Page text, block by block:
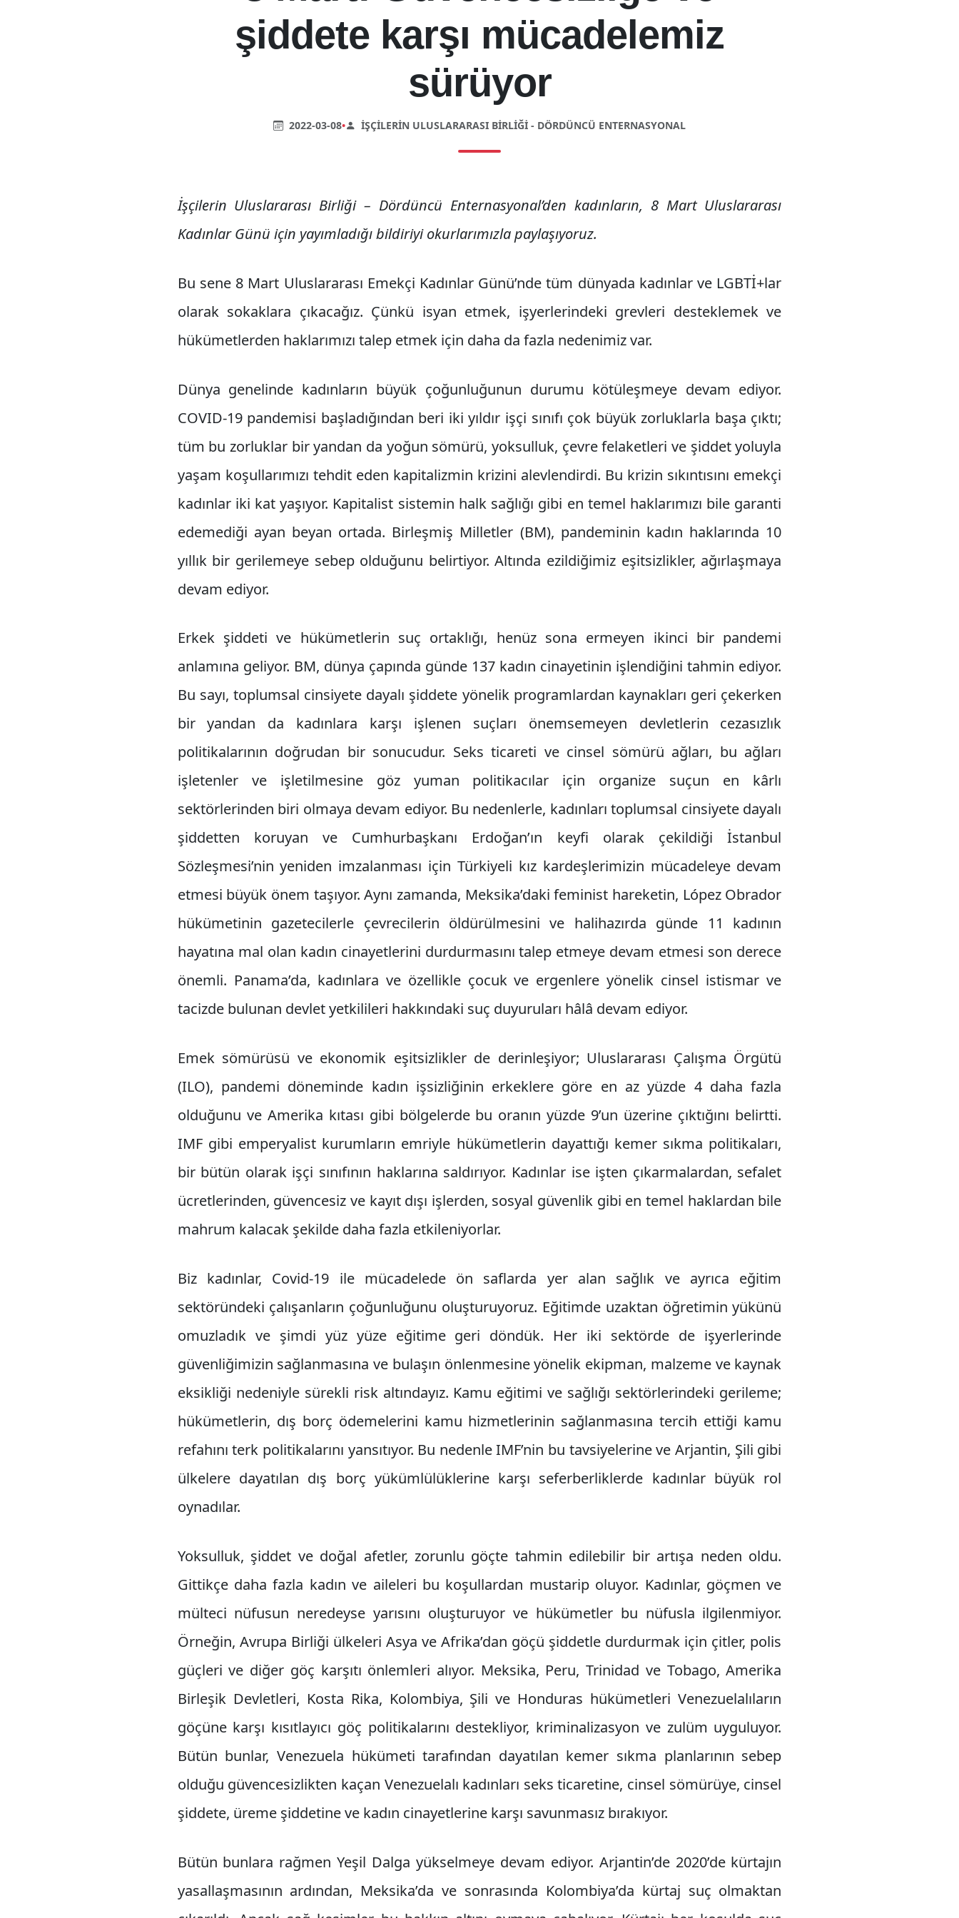
şiddete karşı mücadelemiz
sürüyor
2022-03-08• İŞÇILERIN ULUSLARARASI BIRLIĞI - DÖRDÜNCÜ ENTERNASYONAL
İşçilerin Uluslararası Birliği – Dördüncü Enternasyonal’den kadınların, 8 Mart Uluslararası
Kadınlar Günü için yayımladığı bildiriyi okurlarımızla paylaşıyoruz.
Bu sene 8 Mart Uluslararası Emekçi Kadınlar Günü’nde tüm dünyada kadınlar ve LGBTİ+lar
olarak sokaklara çıkacağız. Çünkü isyan etmek, işyerlerindeki grevleri desteklemek ve
hükümetlerden haklarımızı talep etmek için daha da fazla nedenimiz var.
Dünya genelinde kadınların büyük çoğunluğunun durumu kötüleşmeye devam ediyor.
COVID-19 pandemisi başladığından beri iki yıldır işçi sınıfı çok büyük zorluklarla başa çıktı;
tüm bu zorluklar bir yandan da yoğun sömürü, yoksulluk, çevre felaketleri ve şiddet yoluyla
yaşam koşullarımızı tehdit eden kapitalizmin krizini alevlendirdi. Bu krizin sıkıntısını emekçi
kadınlar iki kat yaşıyor. Kapitalist sistemin halk sağlığı gibi en temel haklarımızı bile garanti
edemediği ayan beyan ortada. Birleşmiş Milletler (BM), pandeminin kadın haklarında 10
yıllık bir gerilemeye sebep olduğunu belirtiyor. Altında ezildiğimiz eşitsizlikler, ağırlaşmaya
devam ediyor.
Erkek şiddeti ve hükümetlerin suç ortaklığı, henüz sona ermeyen ikinci bir pandemi
anlamına geliyor. BM, dünya çapında günde 137 kadın cinayetinin işlendiğini tahmin ediyor.
Bu sayı, toplumsal cinsiyete dayalı şiddete yönelik programlardan kaynakları geri çekerken
bir yandan da kadınlara karşı işlenen suçları önemsemeyen devletlerin cezasızlık
politikalarının doğrudan bir sonucudur. Seks ticareti ve cinsel sömürü ağları, bu ağları
işletenler ve işletilmesine göz yuman politikacılar için organize suçun en kârlı
sektörlerinden biri olmaya devam ediyor. Bu nedenlerle, kadınları toplumsal cinsiyete dayalı
şiddetten koruyan ve Cumhurbaşkanı Erdoğan’ın keyfi olarak çekildiği İstanbul
Sözleşmesi’nin yeniden imzalanması için Türkiyeli kız kardeşlerimizin mücadeleye devam
etmesi büyük önem taşıyor. Aynı zamanda, Meksika’daki feminist hareketin, López Obrador
hükümetinin gazetecilerle çevrecilerin öldürülmesini ve halihazırda günde 11 kadının
hayatına mal olan kadın cinayetlerini durdurmasını talep etmeye devam etmesi son derece
önemli. Panama’da, kadınlara ve özellikle çocuk ve ergenlere yönelik cinsel istismar ve
tacizde bulunan devlet yetkilileri hakkındaki suç duyuruları hâlâ devam ediyor.
Emek sömürüsü ve ekonomik eşitsizlikler de derinleşiyor; Uluslararası Çalışma Örgütü
(ILO), pandemi döneminde kadın işsizliğinin erkeklere göre en az yüzde 4 daha fazla
olduğunu ve Amerika kıtası gibi bölgelerde bu oranın yüzde 9’un üzerine çıktığını belirtti.
IMF gibi emperyalist kurumların emriyle hükümetlerin dayattığı kemer sıkma politikaları,
bir bütün olarak işçi sınıfının haklarına saldırıyor. Kadınlar ise işten çıkarmalardan, sefalet
ücretlerinden, güvencesiz ve kayıt dışı işlerden, sosyal güvenlik gibi en temel haklardan bile
mahrum kalacak şekilde daha fazla etkileniyorlar.
Biz kadınlar, Covid-19 ile mücadelede ön saflarda yer alan sağlık ve ayrıca eğitim
sektöründeki çalışanların çoğunluğunu oluşturuyoruz. Eğitimde uzaktan öğretimin yükünü
omuzladık ve şimdi yüz yüze eğitime geri döndük. Her iki sektörde de işyerlerinde
güvenliğimizin sağlanmasına ve bulaşın önlenmesine yönelik ekipman, malzeme ve kaynak
eksikliği nedeniyle sürekli risk altındayız. Kamu eğitimi ve sağlığı sektörlerindeki gerileme;
hükümetlerin, dış borç ödemelerini kamu hizmetlerinin sağlanmasına tercih ettiği kamu
refahını terk politikalarını yansıtıyor. Bu nedenle IMF’nin bu tavsiyelerine ve Arjantin, Şili gibi
ülkelere dayatılan dış borç yükümlülüklerine karşı seferberliklerde kadınlar büyük rol
oynadılar.
Yoksulluk, şiddet ve doğal afetler, zorunlu göçte tahmin edilebilir bir artışa neden oldu.
Gittikçe daha fazla kadın ve aileleri bu koşullardan mustarip oluyor. Kadınlar, göçmen ve
mülteci nüfusun neredeyse yarısını oluşturuyor ve hükümetler bu nüfusla ilgilenmiyor.
Örneğin, Avrupa Birliği ülkeleri Asya ve Afrika’dan göçü şiddetle durdurmak için çitler, polis
güçleri ve diğer göç karşıtı önlemleri alıyor. Meksika, Peru, Trinidad ve Tobago, Amerika
Birleşik Devletleri, Kosta Rika, Kolombiya, Şili ve Honduras hükümetleri Venezuelalıların
göçüne karşı kısıtlayıcı göç politikalarını destekliyor, kriminalizasyon ve zulüm uyguluyor.
Bütün bunlar, Venezuela hükümeti tarafından dayatılan kemer sıkma planlarının sebep
olduğu güvencesizlikten kaçan Venezuelalı kadınları seks ticaretine, cinsel sömürüye, cinsel
şiddete, üreme şiddetine ve kadın cinayetlerine karşı savunmasız bırakıyor.
Bütün bunlara rağmen Yeşil Dalga yükselmeye devam ediyor. Arjantin’de 2020’de kürtajın
yasallaşmasının ardından, Meksika’da ve sonrasında Kolombiya’da kürtaj suç olmaktan